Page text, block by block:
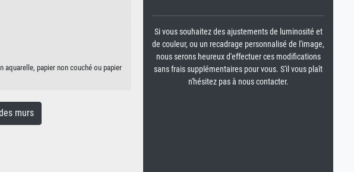
aquarelle, papier non couché ou papier
murs
Si vous souhaitez des ajustements de luminosité et
de couleur, ou un recadrage personnalisé de l'image,
nous serons heureux d'effectuer ces modifications
sans frais supplémentaires pour vous. S'il vous plaît
n'hésitez pas à nous contacter.